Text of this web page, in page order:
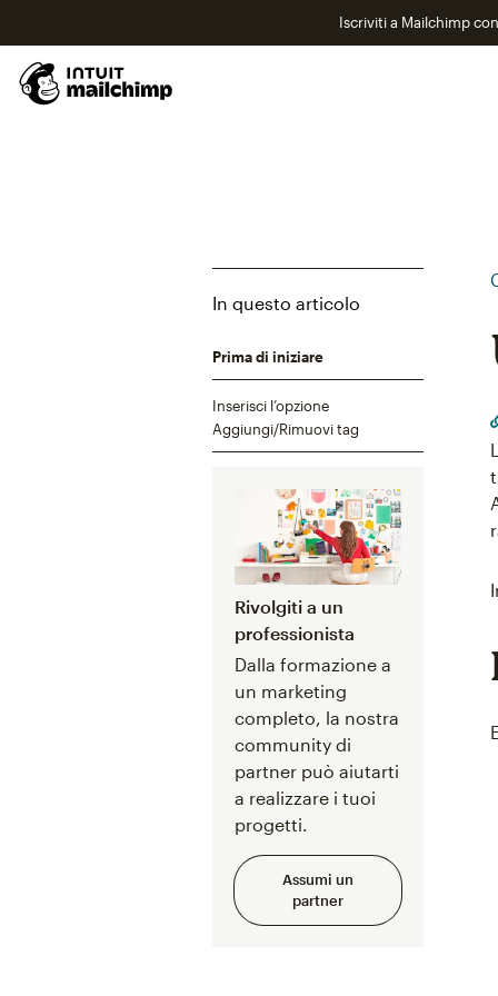
Iscriviti a Mailchimp
In questo articolo
Prima di iniziare
Inserisci l’opzione
Aggiungi/Rimuovi tag
Rivolgiti a un
professionista
Dalla formazione a
un marketing
completo, la nostra
community di
partner può aiutarti
a realizzare i tuoi
progetti.
Assumi un
partner